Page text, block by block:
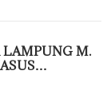
LAMPUNG M.